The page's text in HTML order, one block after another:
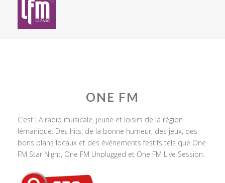
ONE FM
C’est LA radio musicale, jeune et loisirs de la région
lémanique. Des hits, de la bonne humeur, des jeux, des
bons plans locaux et des événements festifs tels que One
FM Star Night, One FM Unplugged et One FM Live Session.